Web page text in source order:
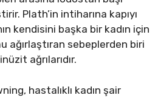
Plath’in intiharına kapıyı
kendisini başka bir kadın için
ağırlaştıran sebeplerden biri
ağrılarıdır.
hastalıklı kadın şair